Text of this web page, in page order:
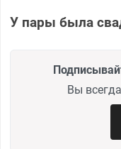
У пары была
Вы